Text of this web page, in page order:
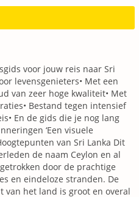
voor jouw reis naar Sri
levensgenieters• Met een
van zeer hoge kwaliteit• Met
Bestand tegen intensief
En de gids die je nog lang
‘Een visuele
van Sri Lanka Dit
de naam Ceylon en al
door de prachtige
en eindeloze stranden. De
van het land is groot en overal